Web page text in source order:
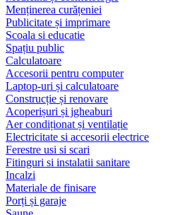
Menținerea curățeniei
Publicitate și imprimare
Scoala si educatie
Spațiu public
Calculatoare
Accesorii pentru computer
Laptop-uri și calculatoare
Construcție și renovare
Acoperișuri și jgheaburi
Aer condiționat și ventilație
Electricitate si accesorii electrice
Ferestre usi si scari
Fitinguri si instalatii sanitare
Incalzi
Materiale de finisare
Porți și garaje